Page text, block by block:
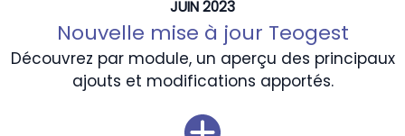
JUIN 2023
Nouvelle mise à jour Teogest
Découvrez par module, un aperçu des principaux
ajouts et modifications apportés.